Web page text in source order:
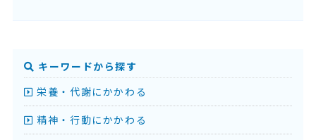
キーワードから探す
栄養・代謝にかかわる
精神・行動にかかわる